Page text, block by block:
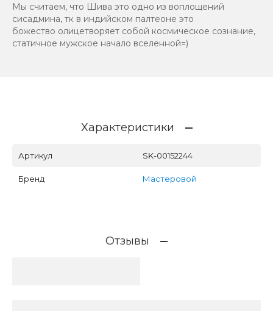
Мы считаем, что Шива это одно из воплощений
сисадмина, тк в индийском палтеоне это
божество олицетворяет собой космическое сознание,
статичное мужское начало вселенной=)
Характеристики
Артикул SK-00152244
Бренд Мастеровой
Отзывы